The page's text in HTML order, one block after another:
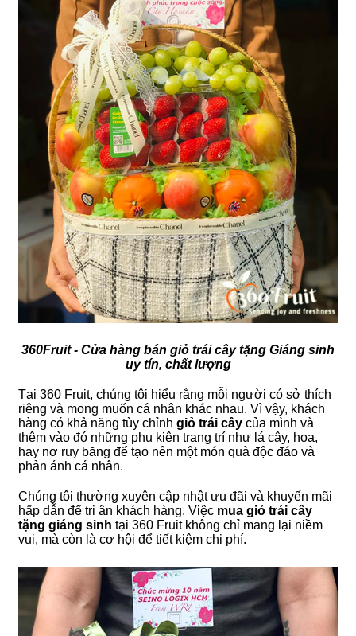
360Fruit - Cửa hàng bán giỏ trái cây tặng Giáng sinh
uy tín, chất lượng
Tại 360 Fruit, chúng tôi hiểu rằng mỗi người có sở thích
riêng và mong muốn cá nhân khác nhau. Vì vậy, khách
hàng có khả năng tùy chỉnh giỏ trái cây của mình và
thêm vào đó những phụ kiện trang trí như lá cây, hoa,
hay nơ ruy băng để tạo nên một món quà độc đáo và
phản ánh cá nhân.
Chúng tôi thường xuyên cập nhật ưu đãi và khuyến mãi
hấp dẫn để tri ân khách hàng. Việc mua giỏ trái cây
tặng giáng sinh tại 360 Fruit không chỉ mang lại niềm
vui, mà còn là cơ hội để tiết kiệm chi phí.